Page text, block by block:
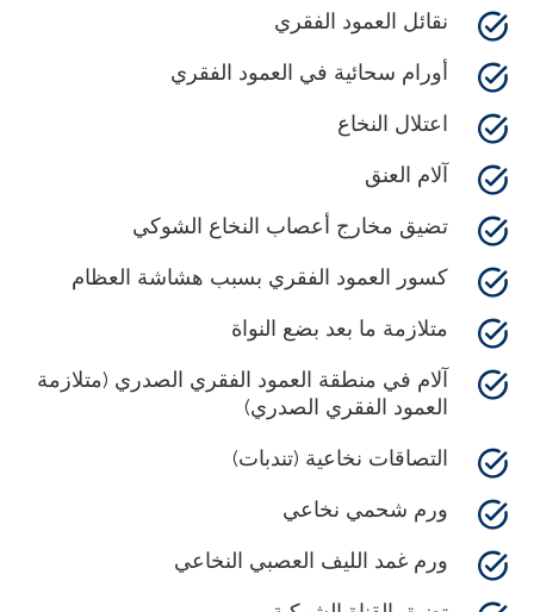
نقائل العمود الفقري
أورام سحائية في العمود الفقري
اعتلال النخاع
آلام العنق
تضيق مخارج أعصاب النخاع الشوكي
كسور العمود الفقري بسبب هشاشة العظام
متلازمة ما بعد بضع النواة
آلام في منطقة العمود الفقري الصدري (متلازمة
العمود الفقري الصدري)
التصاقات نخاعية (تندبات)
ورم شحمي نخاعي
ورم غمد الليف العصبي النخاعي